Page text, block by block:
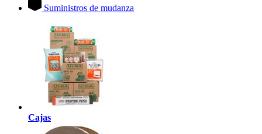
Suministros de mudanza
Cajas